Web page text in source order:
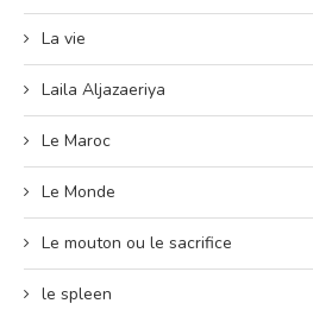
La vie
Laila Aljazaeriya
Le Maroc
Le Monde
Le mouton ou le sacrifice
le spleen